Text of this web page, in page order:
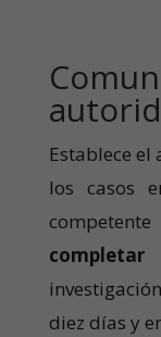
Establece el
los casos
completar
diez días y